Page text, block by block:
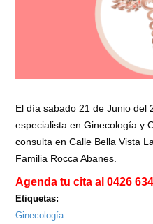
El día sabado 21 de Junio del
especialista en Ginecología y
consulta en Calle Bella Vista
Familia Rocca Abanes.
Agenda tu cita al 0426
Etiquetas:
Ginecología